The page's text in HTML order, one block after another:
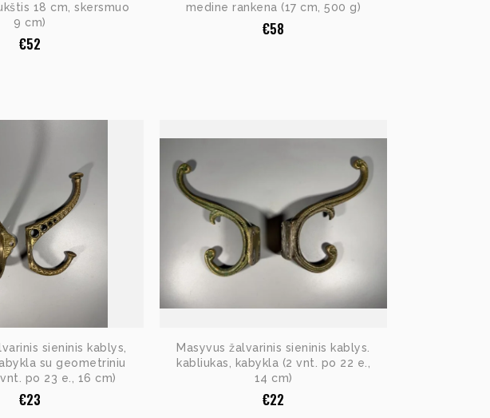
18 cm, skersmuo
9 cm)
€52
medine rankena (17 cm, 500 g)
€58
sieninis kablys,
su geometriniu
po 23 e., 16 cm)
€23
Masyvus žalvarinis sieninis kablys.
kabliukas, kabykla (2 vnt. po 22 e.,
14 cm)
€22